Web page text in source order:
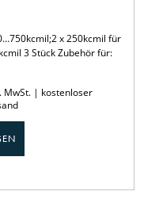
x 250kcmil für
3 Stück Zubehör für:
MwSt. | kostenloser